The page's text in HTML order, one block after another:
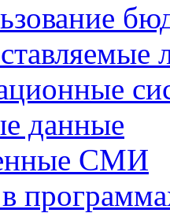
данные
СМИ